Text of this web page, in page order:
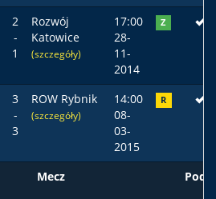
2
-
1
Rozwój
Katowice
(szczegóły)
17:00
28-
11-
2014
Z
3
-
3
ROW Rybnik
(szczegóły)
14:00
08-
03-
2015
R
Mecz Podst